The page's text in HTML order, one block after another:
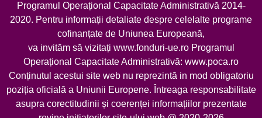
Programul Operațional Capacitate Administrativă 2014-
2020. Pentru informații detaliate despre celelalte programe
cofinanțate de Uniunea Europeană,
va invităm să vizitați www.fonduri-ue.roProgramul
Operațional Capacitate Administrativă: www.poca.ro
Conținutul acestui site web nu reprezintă in mod obligatoriu
poziția oficială a Uniunii Europene. Întreaga responsabilitate
asupra corectitudinii și coerenței informațiilor prezentate